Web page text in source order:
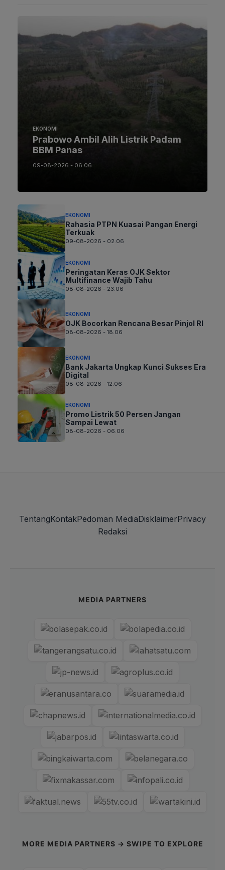
EKONOMI
Prabowo Ambil Alih Listrik Padam
BBM Panas
09-08-2026 - 06.06
EKONOMI
Rahasia PTPN Kuasai Pangan Energi
Terkuak
09-08-2026 - 02.06
EKONOMI
Peringatan Keras OJK Sektor
Multifinance Wajib Tahu
08-08-2026 - 23.06
EKONOMI
OJK Bocorkan Rencana Besar Pinjol RI
08-08-2026 - 18.06
EKONOMI
Bank Jakarta Ungkap Kunci Sukses Era
Digital
08-08-2026 - 12.06
EKONOMI
Promo Listrik 50 Persen Jangan
Sampai Lewat
08-08-2026 - 06.06
TentangKontakPedoman MediaDisklaimerPrivacy
Redaksi
MEDIA PARTNERS
MORE MEDIA PARTNERS → SWIPE TO EXPLORE